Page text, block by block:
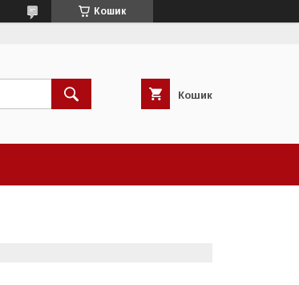
Кошик
Кошик